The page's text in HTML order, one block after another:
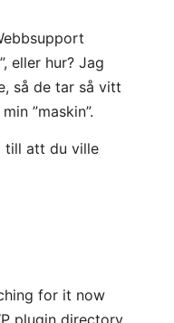
eller hur? Jag
så de tar så vitt
”maskin”.
till att du ville
for it now
plugin directory.